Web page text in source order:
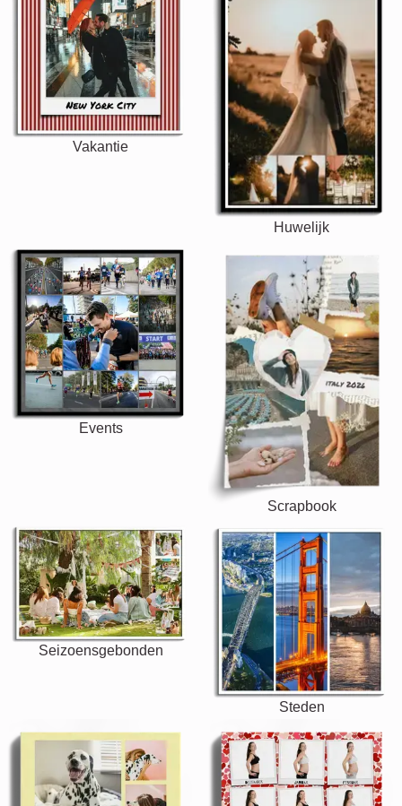
Vakantie
Huwelijk
Events
Scrapbook
Seizoensgebonden
Steden